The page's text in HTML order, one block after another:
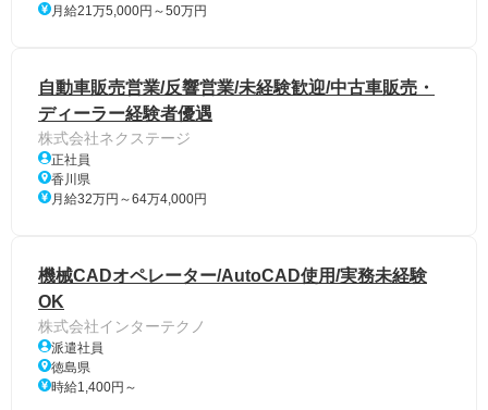
月給21万5,000円～50万円
自動車販売営業/反響営業/未経験歓迎/中古車販売・
ディーラー経験者優遇
株式会社ネクステージ
正社員
香川県
月給32万円～64万4,000円
機械CADオペレーター/AutoCAD使用/実務未経験
OK
株式会社インターテクノ
派遣社員
徳島県
時給1,400円～